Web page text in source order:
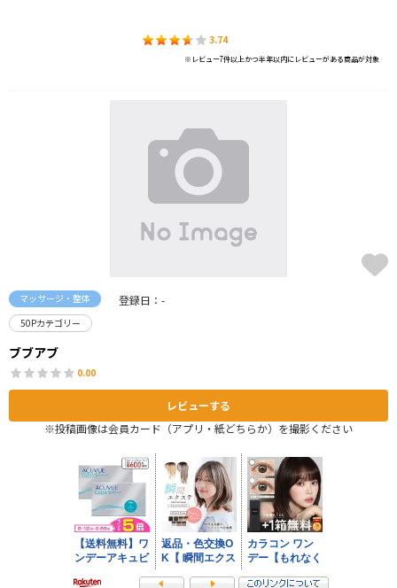
3.74
※レビュー7件以上かつ半年以内にレビューがある商品が対象
マッサージ・整体 登録日：-
50Pカテゴリー
ブブアブ
0.00
レビューする
※投稿画像は会員カード（アプリ・紙どちらか）を撮影ください